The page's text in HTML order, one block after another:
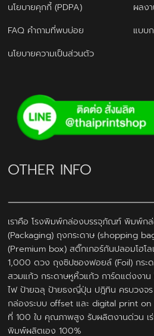
นโยบายคุกกี้ (PDPA)
ผลง
FAQ คำถามที่พบบ่อย
แบบ
นโยบายความเป็นส่วนตัว
OTHER INFO
เราคือ โรงพิมพ์กล่องบรรจุภัณฑ์ พิมพ์ก
(Packaging) ถุงกระดาษ (shopping
(Premium box) สติ๊กเกอร์กันปลอมโฮโ
1,000 ดวง ถุงซิปซองฟอยล์ (Foil) กระ
สวมแก้ว กระดาษหูหิ้วแก้ว การ์ดแต่งงาน
ไฟ ป้ายฉลุ ป้ายธงญี่ปุ่น ปฎิทิน ครบวงจ
กล่องระบบ offset และ digital print
ที่ 100 ใบ คุณภาพสูง รับผลิตงานด่วน เ
พิมพ์ผลิตเอง 100%